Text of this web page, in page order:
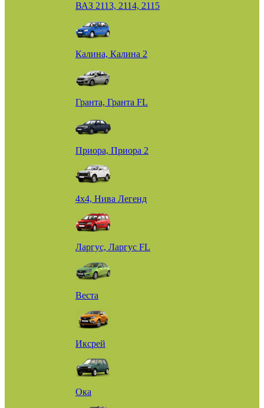
ВАЗ 2113, 2114, 2115
Калина, Калина 2
Гранта, Гранта FL
Приора, Приора 2
4х4, Нива Легенд
Ларгус, Ларгус FL
Веста
Иксрей
Ока